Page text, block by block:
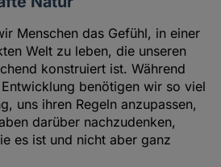
Menschen das Gefühl, in einer
Welt zu leben, die unseren
konstruiert ist. Während
benötigen wir so viel
uns ihren Regeln anzupassen,
darüber nachzudenken,
es ist und nicht aber ganz